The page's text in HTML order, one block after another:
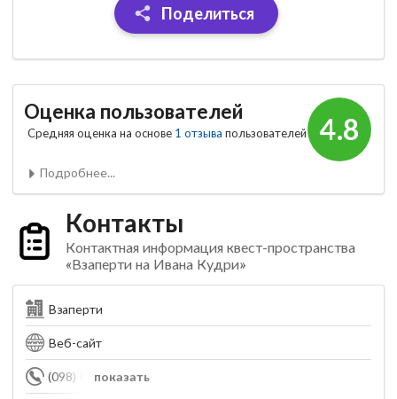
Поделиться
4.8
Оценка пользователей
Средняя оценка на основе 1 отзыва пользователей
Подробнее...
Контакты
Контактная информация квест-пространства
«Взаперти на Ивана Кудри»
Взаперти
Веб-сайт
показать
(098) 006-87-50